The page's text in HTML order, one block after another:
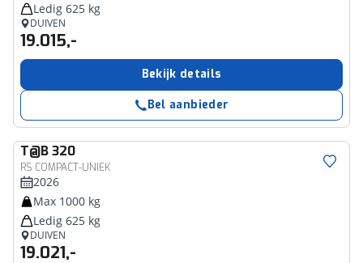
Ledig 625 kg
DUIVEN
19.015,-
Bekijk details
Bel aanbieder
T@B320
RS COMPACT-UNIEK
2026
Max 1000 kg
Ledig 625 kg
DUIVEN
19.021,-